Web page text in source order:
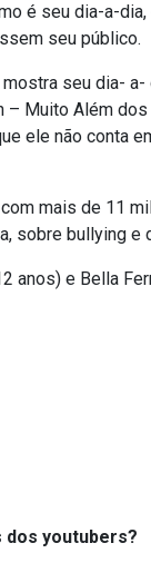
é seu dia-a-
seu público.
seu dia-
Muito Além
ele não conta
mais de 11
sobre bullying e
anos) e Bella
dos youtubers?